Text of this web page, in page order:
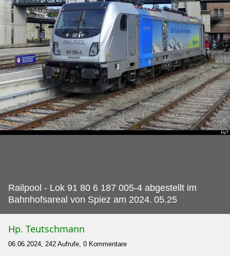
Railpool - Lok 91 80 6 187 005-4 abgestellt im
Bahnhofsareal von Spiez am 2024. 05.25
Hp. Teutschmann
06.06.2024, 242 Aufrufe, 0 Kommentare